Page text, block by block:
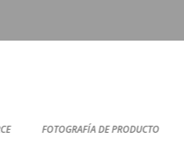
FOTOGRAFÍA DE PRODUCTO